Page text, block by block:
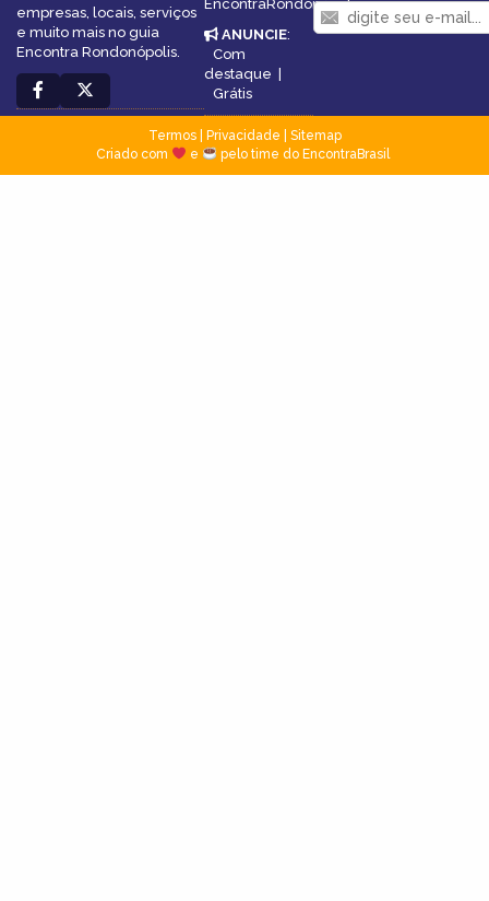
empresas, locais, serviços
e muito mais no guia
Encontra Rondonópolis.
EncontraRondonópolis
ANUNCIE:
Com
destaque |
Grátis
Termos| Privacidade
Sitemap
Criado com
e pelo time do EncontraBrasil